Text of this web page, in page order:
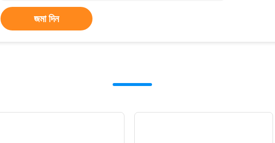
জমা দিন